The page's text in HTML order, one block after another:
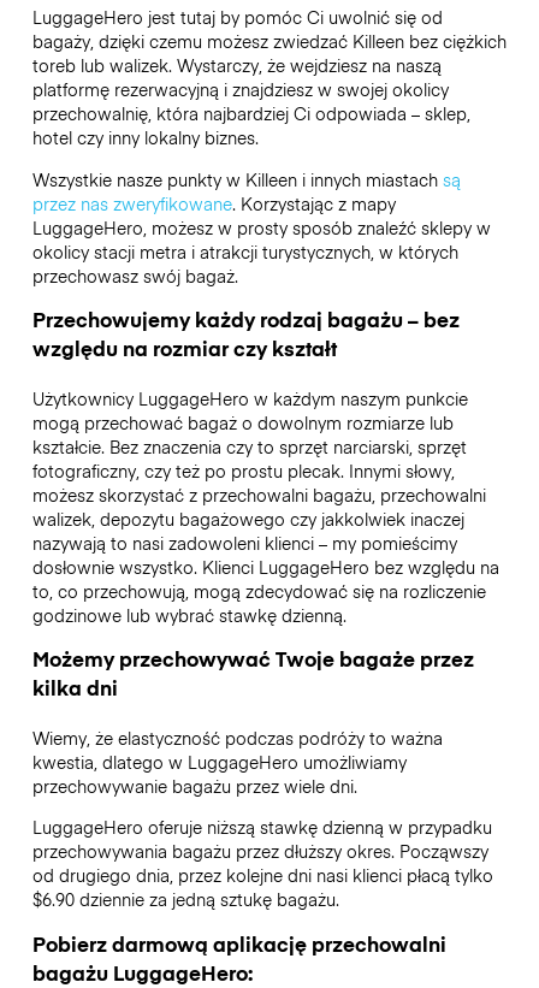
LuggageHero jest tutaj by pomóc Ci uwolnić się od
bagaży, dzięki czemu możesz zwiedzać Killeen bez ciężkich
toreb lub walizek. Wystarczy, że wejdziesz na naszą
platformę rezerwacyjną i znajdziesz w swojej okolicy
przechowalnię, która najbardziej Ci odpowiada – sklep,
hotel czy inny lokalny biznes.
Wszystkie nasze punkty w Killeen i innych miastach są
przez nas zweryfikowane. Korzystając z mapy
LuggageHero, możesz w prosty sposób znaleźć sklepy w
okolicy stacji metra i atrakcji turystycznych, w których
przechowasz swój bagaż.
Przechowujemy każdy rodzaj bagażu – bez
względu na rozmiar czy kształt
Użytkownicy LuggageHero w każdym naszym punkcie
mogą przechować bagaż o dowolnym rozmiarze lub
kształcie. Bez znaczenia czy to sprzęt narciarski, sprzęt
fotograficzny, czy też po prostu plecak. Innymi słowy,
możesz skorzystać z przechowalni bagażu, przechowalni
walizek, depozytu bagażowego czy jakkolwiek inaczej
nazywają to nasi zadowoleni klienci – my pomieścimy
dosłownie wszystko. Klienci LuggageHero bez względu na
to, co przechowują, mogą zdecydować się na rozliczenie
godzinowe lub wybrać stawkę dzienną.
Możemy przechowywać Twoje bagaże przez
kilka dni
Wiemy, że elastyczność podczas podróży to ważna
kwestia, dlatego w LuggageHero umożliwiamy
przechowywanie bagażu przez wiele dni.
LuggageHero oferuje niższą stawkę dzienną w przypadku
przechowywania bagażu przez dłuższy okres. Począwszy
od drugiego dnia, przez kolejne dni nasi klienci płacą tylko
$6.90 dziennie za jedną sztukę bagażu.
Pobierz darmową aplikację przechowalni
bagażu LuggageHero: